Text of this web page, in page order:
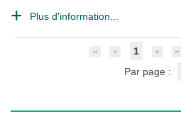
Plus d'information...
1
Par page :